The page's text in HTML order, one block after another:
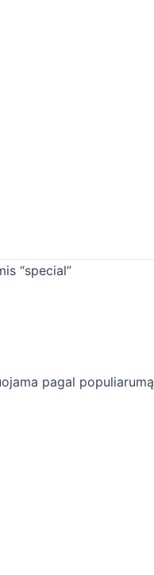
“special”
pagal populiarumą